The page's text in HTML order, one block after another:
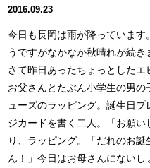
2016.09.23
今日も長岡は雨が降っていま
うですがなかなか秋晴れが続き
さて昨日あったちょっとしたエ
お父さんとたぶん小学生の男
ューズのラッピング。誕生日
ジカードを書く二人。「お願
り、ラッピング。「だれのお
ん！」今日はお母さんにない